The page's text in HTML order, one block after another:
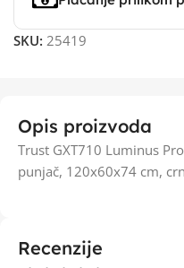
SKU: 25419
Opis proizvoda
Trust GXT710 Luminus
punjač, 120x60x74 cm,
Recenzije